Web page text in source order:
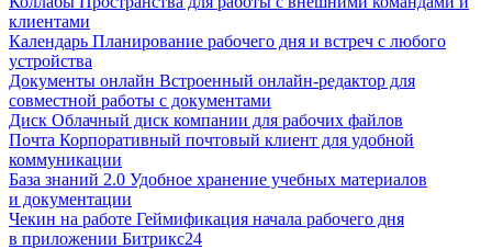
клиентами
Календарь Планирование рабочего дня и встреч с любого
устройства
Документы онлайн Встроенный онлайн-редактор для
совместной работы с документами
Диск Облачный диск компании для рабочих файлов
Почта Корпоративный почтовый клиент для удобной
коммуникации
База знаний 2.0 Удобное хранение учебных материалов
и документации
Чекин на работе Геймификация начала рабочего дня
в приложении Битрикс24